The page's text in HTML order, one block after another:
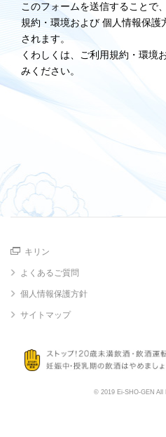
このフォームを送信することで
規約・環境および 個人情報保護
されます。
くわしくは、ご利用規約・環境
みください。
キリン
よくあるご質問
個人情報保護方針
サイトマップ
© 2019 Ei-SHO-GEN All